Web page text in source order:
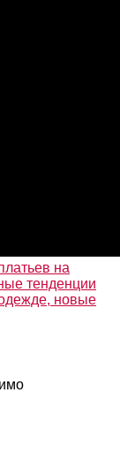
на
тенденции
новые